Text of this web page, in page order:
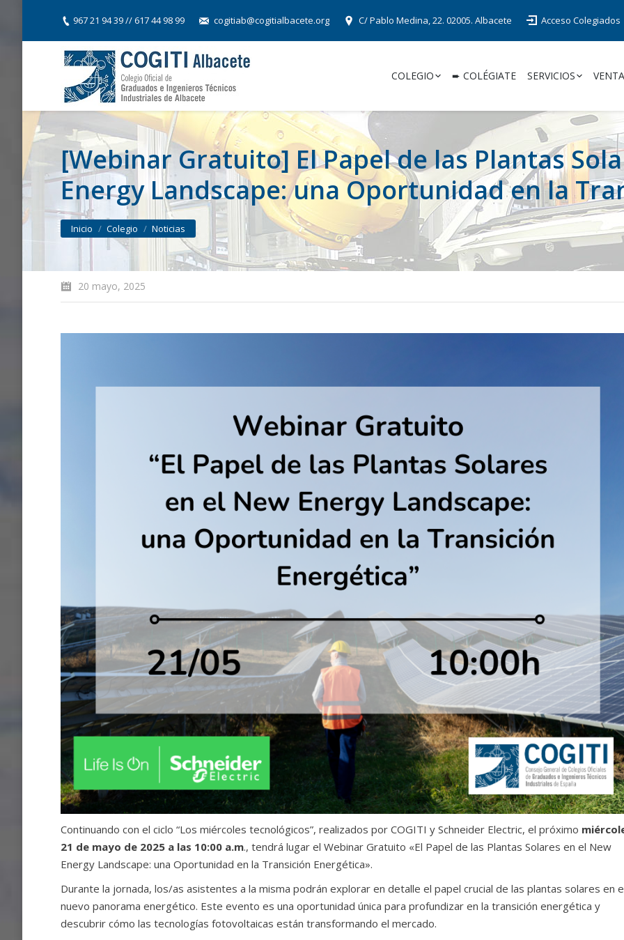
967 21 94 39 // 617 44 98 99 cogitiab@cogitialbacete.org C/ Pablo Medina, 22. 02005. Albacete Acceso Colegiados
COLEGIO ➨ COLÉGIATE SERVICIOS
[Webinar Gratuito] El Papel de las Plantas
Energy Landscape: una Oportunidad en la
You are here:
Inicio Colegio Noticias
20 mayo, 2025
Continuando con el ciclo “Los miércoles tecnológicos”, realizados por COGITI y Schneider Electric, el próximo
21 de mayo de 2025 a las 10:00 a.m., tendrá lugar el Webinar Gratuito «El Papel de las Plantas Solares en el New
Energy Landscape: una Oportunidad en la Transición Energética».
Durante la jornada, los/as asistentes a la misma podrán explorar en detalle el papel crucial de las plantas solares en
nuevo panorama energético. Este evento es una oportunidad única para profundizar en la transición energética y
descubrir cómo las tecnologías fotovoltaicas están transformando el mercado.